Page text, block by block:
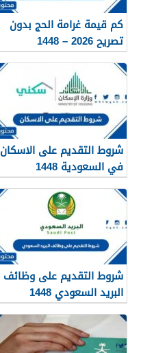
كم قيمة غرامة الحج بدون
تصريح 2026 – 1448
شروط التقديم على الاسكان
في السعودية 1448
شروط التقديم على وظائف
البريد السعودي 1448